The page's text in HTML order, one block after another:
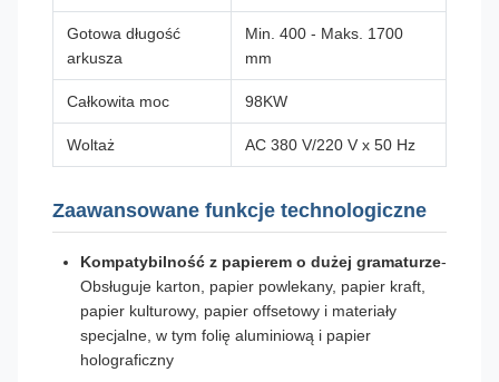
Gotowa długość
arkusza
Min. 400 - Maks. 1700
mm
Całkowita moc 98KW
Woltaż AC 380 V/220 V x 50 Hz
Zaawansowane funkcje technologiczne
Kompatybilność z papierem o dużej gramaturze-
Obsługuje karton, papier powlekany, papier kraft,
papier kulturowy, papier offsetowy i materiały
specjalne, w tym folię aluminiową i papier
holograficzny